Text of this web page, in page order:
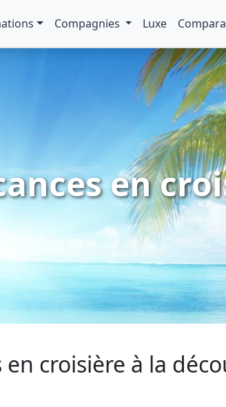
Compagnies Luxe
en
croisière à la